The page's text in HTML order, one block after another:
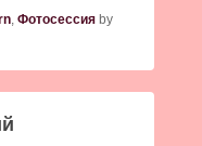
, Фотосессия by